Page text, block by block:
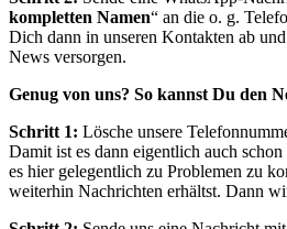
kompletten Namen“ an die o. g.
Dich dann in unseren Kontakten ab
News versorgen.
Genug von uns? So kannst Du den
Schritt 1: Lösche unsere
Damit ist es dann eigentlich auch
es hier gelegentlich zu Problemen zu
weiterhin Nachrichten erhältst. Dann